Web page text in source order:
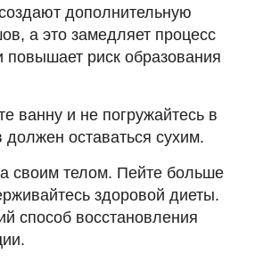
дополнительную
а это замедляет процесс
повышает риск образования
ванну и не погружайтесь в
оставаться сухим.
своим телом. Пейте больше
здоровой диеты.
способ восстановления